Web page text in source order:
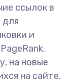
ссылок в
для
и
на новые
на сайте.